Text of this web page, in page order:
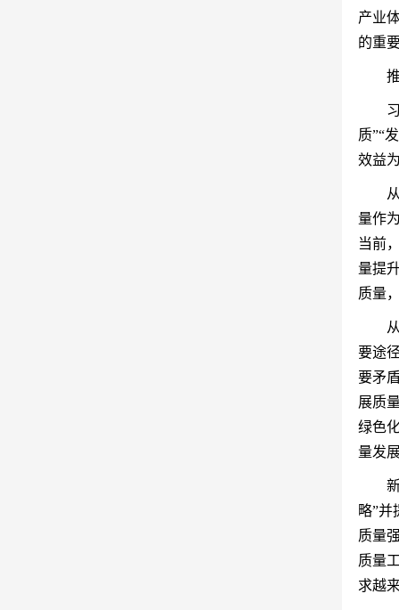
产业
的重
质”“
效益
量作
当前
量提
质量
要途
要矛
展质
绿色
量发
略”并
质量
质量
求越